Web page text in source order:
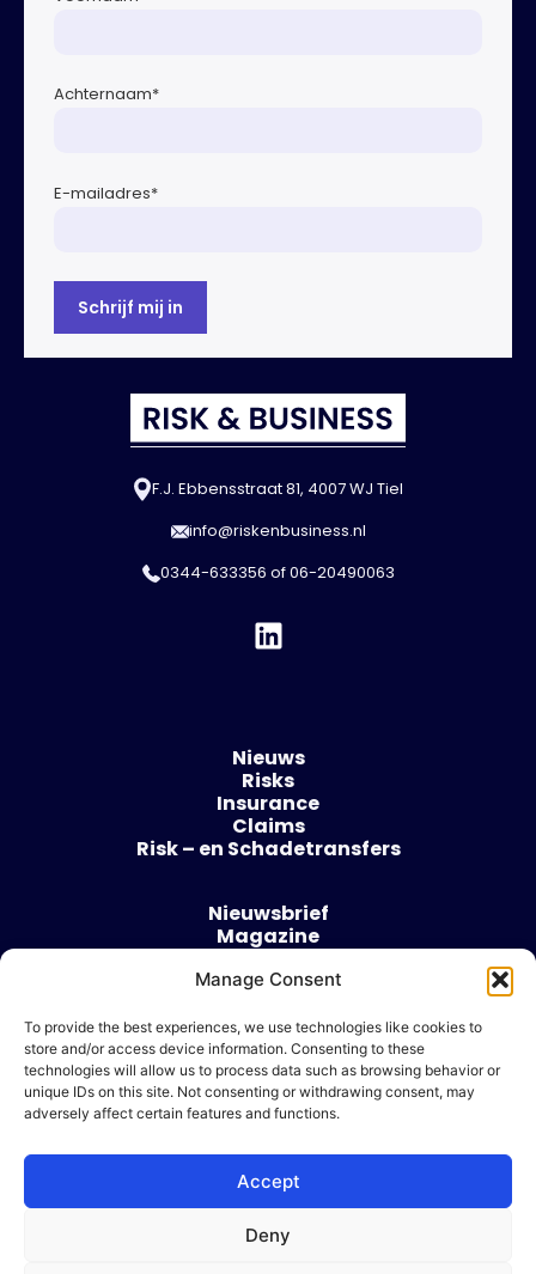
Manage Consent
To provide the best experiences, we use technologies like cookies to
store and/or access device information. Consenting to these
technologies will allow us to process data such as browsing behavior or
unique IDs on this site. Not consenting or withdrawing consent, may
adversely affect certain features and functions.
Accept
Deny
Achternaam*
E-mailadres*
F.J. Ebbensstraat 81, 4007 WJ Tiel
info@riskenbusiness.nl
0344-633356 of06-20490063
Nieuws
Risks
Insurance
Claims
Risk – en Schadetransfers
Nieuwsbrief
Magazine
Over
Algemene voorwaarden
Cookie beleid
Ik wil adverteren